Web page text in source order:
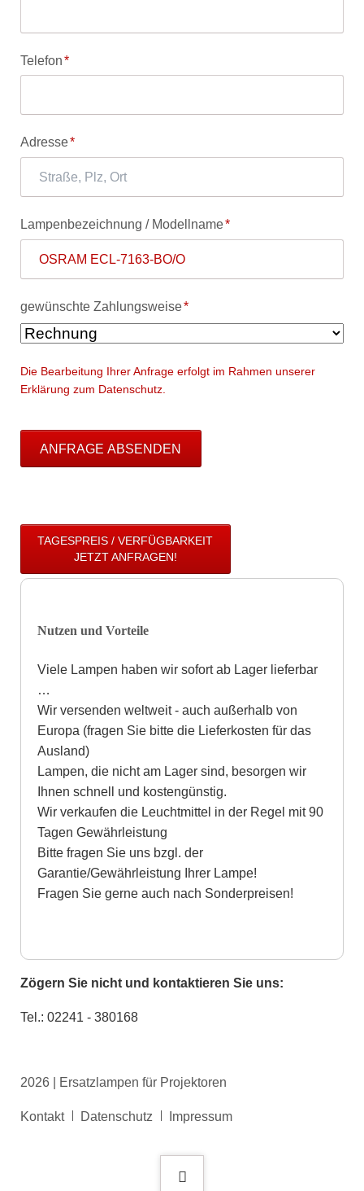
Pflichtfeld
Telefon*
Pflichtfeld
Adresse*
Pflichtfeld
Lampenbezeichnung / Modellname*
Pflichtfeld
gewünschte Zahlungsweise*
Die Bearbeitung Ihrer Anfrage erfolgt im Rahmen unserer
Erklärung zum Datenschutz.
ANFRAGE ABSENDEN
TAGESPREIS / VERFÜGBARKEIT
JETZT ANFRAGEN!
Nutzen und Vorteile
Viele Lampen haben wir sofort ab Lager lieferbar
…
Wir versenden weltweit - auch außerhalb von
Europa (fragen Sie bitte die Lieferkosten für das
Ausland)
Lampen, die nicht am Lager sind, besorgen wir
Ihnen schnell und kostengünstig.
Wir verkaufen die Leuchtmittel in der Regel mit 90
Tagen Gewährleistung
Bitte fragen Sie uns bzgl. der
Garantie/Gewährleistung Ihrer Lampe!
Fragen Sie gerne auch nach Sonderpreisen!
Zögern Sie nicht und kontaktieren Sie uns:
Tel.: 02241 - 380168
2026 | Ersatzlampen für Projektoren
Navigation
Kontakt Datenschutz Impressum